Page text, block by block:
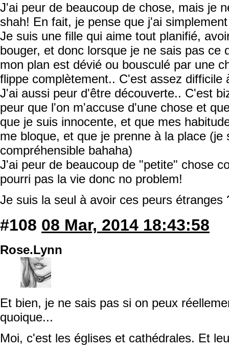
J'ai peur de beaucoup de chose, mais je
shah! En fait, je pense que j'ai
Je suis une fille qui aime tout planifié,
bouger, et donc lorsque je ne sais pas ce
mon plan est dévié ou bousculé par une
flippe complètement.. C'est assez difficile
J'ai aussi peur d'être découverte.. C'est
peur que l'on m'accuse d'une chose et
que je suis innocente, et que mes
me bloque, et que je prenne à la place
compréhensible bahaha)
J'ai peur de beaucoup de "petite" chose
pourri pas la vie donc no problem!
Je suis la seul à avoir ces peurs étranges
#108 08 Mar, 2014 18:43:58
Rose.Lynn
Et bien, je ne sais pas si on peux
quoique...
Moi, c'est les églises et cathédrales. Et